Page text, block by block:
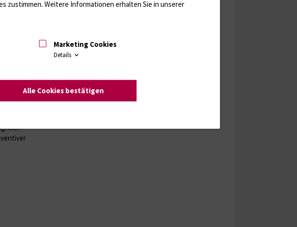
zustimmen. Weitere Informationen erhalten Sie in unserer
Marketing Cookies
Details
Alle Cookies bestätigen